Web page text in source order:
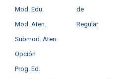
Mod. Edu.
deㅤ
Mod. Aten.
Regular
Submod. Aten.
Opción
Prog. Ed.